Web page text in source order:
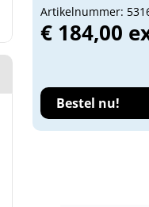
Artikelnummer:
€ 184,00
Bestel nu!